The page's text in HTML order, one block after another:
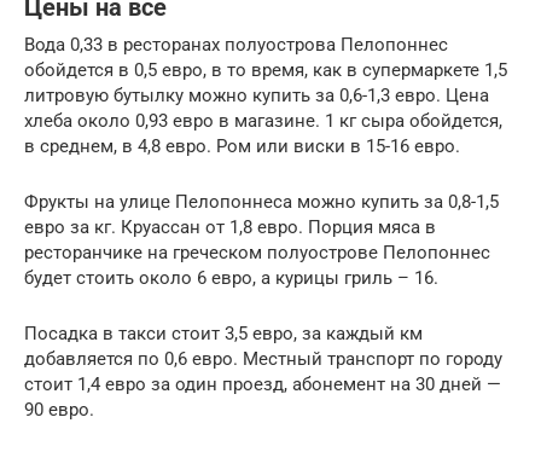
Цены на все
Вода 0,33 в ресторанах полуострова Пелопоннес
обойдется в 0,5 евро, в то время, как в супермаркете 1,5
литровую бутылку можно купить за 0,6-1,3 евро. Цена
хлеба около 0,93 евро в магазине. 1 кг сыра обойдется,
в среднем, в 4,8 евро. Ром или виски в 15-16 евро.
Фрукты на улице Пелопоннеса можно купить за 0,8-1,5
евро за кг. Круассан от 1,8 евро. Порция мяса в
ресторанчике на греческом полуострове Пелопоннес
будет стоить около 6 евро, а курицы гриль – 16.
Посадка в такси стоит 3,5 евро, за каждый км
добавляется по 0,6 евро. Местный транспорт по городу
стоит 1,4 евро за один проезд, абонемент на 30 дней —
90 евро.